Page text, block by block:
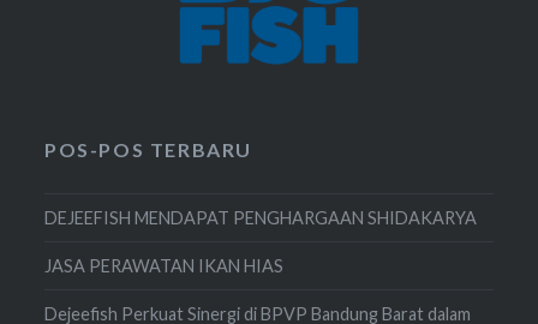
POS-POS TERBARU
DEJEEFISH MENDAPAT PENGHARGAAN SHIDAKARYA
JASA PERAWATAN IKAN HIAS
Dejeefish Perkuat Sinergi di BPVP Bandung Barat dalam